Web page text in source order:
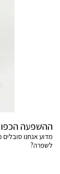
ההשפעה
מדוע אנחנו
לשפרה?